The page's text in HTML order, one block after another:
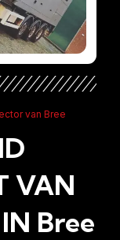
van Bree
VAN
Bree